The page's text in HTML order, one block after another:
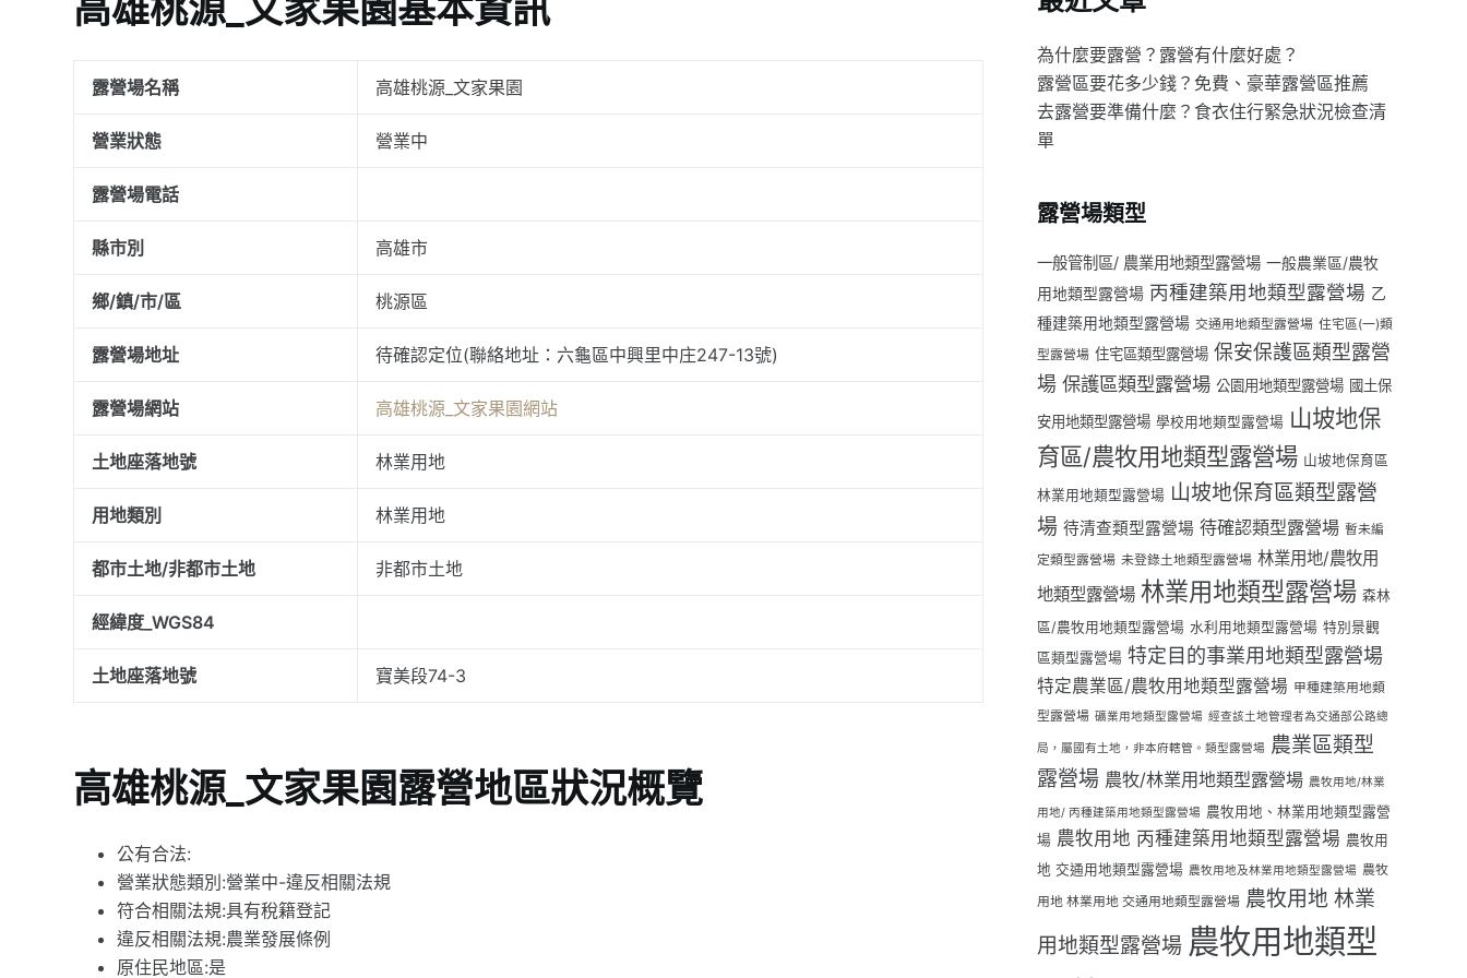
露營場名稱 高雄桃源_文家果園
營業狀態 營業中
露營場電話
縣市別 高雄市
鄉/鎮/市/區 桃源區
露營場地址 待確認定位(聯絡地址：六龜區中興里中庄247-13號)
露營場網站 高雄桃源_文家果園網站
土地座落地號 林業用地
用地類別 林業用地
都市土地/非都市土地 非都市土地
經緯度_WGS84
土地座落地號 寶美段74-3
高雄桃源_文家果園露營地區狀況概覽
公有合法:
營業狀態類別:營業中-違反相關法規
符合相關法規:具有稅籍登記
違反相關法規:農業發展條例
原住民地區:是
為什麼要露營？露營有什麼好處？
露營區要花多少錢？免費、豪華露營區推薦
去露營要準備什麼？食衣住行緊急狀況檢查清
單
露營場類型
一般管制區/ 農業用地類型露營場 一般農業區/農牧
用地類型露營場 丙種建築用地類型露營場 乙
種建築用地類型露營場 交通用地類型露營場 住宅區(一)類
型露營場 住宅區類型露營場 保安保護區類型露營
場 保護區類型露營場 公園用地類型露營場 國土保
安用地類型露營場 學校用地類型露營場 山坡地保
育區/農牧用地類型露營場 山坡地保育區
林業用地類型露營場 山坡地保育區類型露營
場 待清查類型露營場 待確認類型露營場 暫未編
定類型露營場 未登錄土地類型露營場 林業用地/農牧用
地類型露營場 林業用地類型露營場 森林
區/農牧用地類型露營場 水利用地類型露營場 特別景觀
區類型露營場 特定目的事業用地類型露營場
特定農業區/農牧用地類型露營場 甲種建築用地類
型露營場 礦業用地類型露營場 經查該土地管理者為交通部公路總
局，屬國有土地，非本府轄管。類型露營場 農業區類型
露營場 農牧/林業用地類型露營場 農牧用地/林業
用地/ 丙種建築用地類型露營場 農牧用地、林業用地類型露營
場 農牧用地 丙種建築用地類型露營場 農牧用
地 交通用地類型露營場 農牧用地及林業用地類型露營場 農牧
用地 林業用地 交通用地類型露營場 農牧用地 林業
用地類型露營場 農牧用地類型